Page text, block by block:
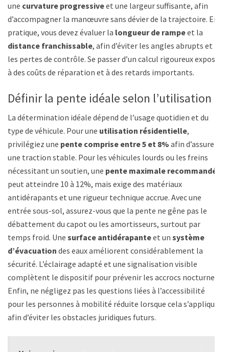
une curvature progressiveet une largeur suffisante, afin
d’accompagner la manœuvre sans dévier de la trajectoire. En
pratique, vous devez évaluer la longueur de rampeet la
distance franchissable, afin d’éviter les angles abrupts et
les pertes de contrôle. Se passer d’un calcul rigoureux expose
à des coûts de réparation et à des retards importants.
Définir la pente idéale selon l’utilisation
La détermination idéale dépend de l’usage quotidien et du
type de véhicule. Pour une utilisation résidentielle,
privilégiez une pente comprise entre 5 et 8% afin d’assurer
une traction stable. Pour les véhicules lourds ou les freins
nécessitant un soutien, une pente maximale recommandée
peut atteindre 10 à 12%, mais exige des matériaux
antidérapants et une rigueur technique accrue. Avec une
entrée sous-sol, assurez-vous que la pente ne gêne pas le
débattement du capot ou les amortisseurs, surtout par
temps froid. Une surface antidérapanteet un système
d’évacuation des eaux améliorent considérablement la
sécurité. L’éclairage adapté et une signalisation visible
complètent le dispositif pour prévenir les accrocs nocturnes.
Enfin, ne négligez pas les questions liées à l’accessibilité
pour les personnes à mobilité réduite lorsque cela s’applique,
afin d’éviter les obstacles juridiques futurs.